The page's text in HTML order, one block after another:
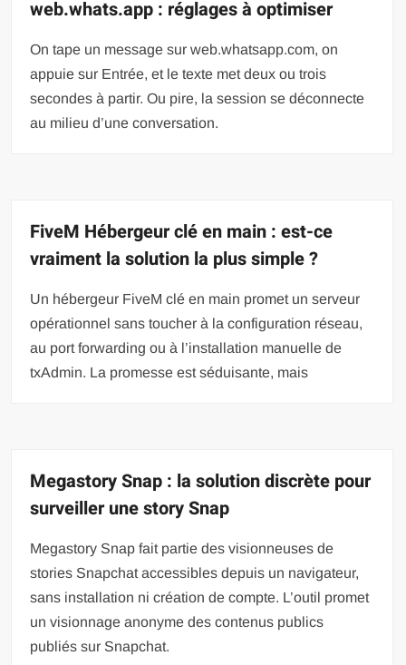
web.whats.app : réglages à optimiser
On tape un message sur web.whatsapp.com, on
appuie sur Entrée, et le texte met deux ou trois
secondes à partir. Ou pire, la session se déconnecte
au milieu d’une conversation.
FiveM Hébergeur clé en main : est-ce
vraiment la solution la plus simple ?
Un hébergeur FiveM clé en main promet un serveur
opérationnel sans toucher à la configuration réseau,
au port forwarding ou à l’installation manuelle de
txAdmin. La promesse est séduisante, mais
Megastory Snap : la solution discrète pour
surveiller une story Snap
Megastory Snap fait partie des visionneuses de
stories Snapchat accessibles depuis un navigateur,
sans installation ni création de compte. L’outil promet
un visionnage anonyme des contenus publics
publiés sur Snapchat.